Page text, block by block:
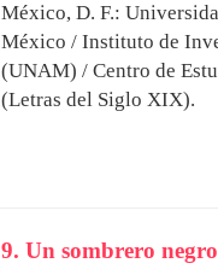
México, D. F.:
México / Instituto de
(UNAM) / Centro de
(Letras del Siglo XIX).
9. Un sombrero